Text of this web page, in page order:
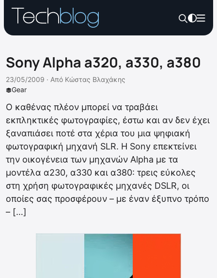
Sony Alpha a320, a330, a380
Gear
23/05/2009 · Από Κώστας Βλαχάκης
Ο καθένας πλέον μπορεί να τραβάει
εκπληκτικές φωτογραφίες, έστω και αν δεν έχει
ξαναπιάσει ποτέ στα χέρια του μια ψηφιακή
φωτογραφική μηχανή SLR. Η Sony επεκτείνει
την οικογένεια των μηχανών Alpha με τα
μοντέλα α230, α330 και α380: τρεις εύκολες
στη χρήση φωτογραφικές μηχανές DSLR, οι
οποίες σας προσφέρουν – με έναν έξυπνο τρόπο
– […]